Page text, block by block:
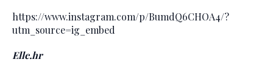
https://www.instagram.com/p/BumdQ6CHOA4/?
utm_source=ig_embed
Elle.hr